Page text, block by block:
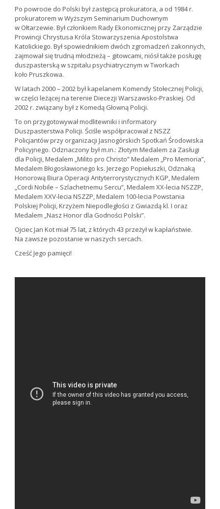
Po powrocie do Polski był zastępcą prokuratora, a od 1984 r.
prokuratorem w Wyższym Seminarium Duchownym
w Ołtarzewie. Był członkiem Rady Ekonomicznej przy Zarządzie
Prowincji Chrystusa Króla Stowarzyszenia Apostolstwa
Katolickiego. Był spowiednikiem dwóch zgromadzeń zakonnych,
zajmował się trudną młodzieżą – gitowcami, niósł także posługę
duszpasterską w szpitalu psychiatrycznym w Tworkach
koło Pruszkowa.
W latach 2000 – 2002 był kapelanem Komendy Stołecznej Policji,
w części leżącej na terenie Diecezji Warszawsko-Praskiej. Od
2002 r. związany był z Komedą Głowną Policji.
To on przygotowywał modlitewniki i informatory
Duszpasterstwa Policji. Ściśle współpracował z NSZZ
Policjantów przy organizacji Jasnogórskich Spotkań Środowiska
Policyjnego. Odznaczony był m.in.: Złotym Medalem za Zasługi
dla Policji, Medalem „Milito pro Christo” Medalem „Pro Memoria”,
Medalem Błogosławionego ks. Jerzego Popiełuszki, Odznaką
Honorową Biura Operacji Antyterrorystycznych KGP, Medalem
„Cordi Nobile – Szlachetnemu Sercu”, Medalem XX-lecia NSZZP,
Medalem XXV-lecia NSZZP, Medalem 100-lecia Powstania
Polskiej Policji, Krzyżem Niepodległości z Gwiazdą kl. I oraz
Medalem „Nasz Honor dla Godności Polski”.
Ojciec Jan Kot miał 75 lat, z których 43 przeżył w kapłaństwie.
Na zawsze pozostanie w naszych sercach.
Cześć Jego pamięci!